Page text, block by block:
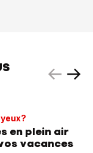
en plein air
vacances